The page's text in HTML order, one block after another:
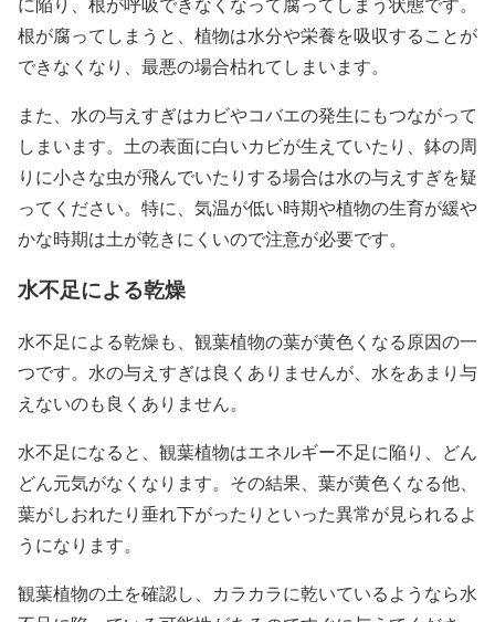
根が腐ってしまうと、植物は水分や栄養を吸収することが
できなくなり、最悪の場合枯れてしまいます。
また、水の与えすぎはカビやコバエの発生にもつながって
しまいます。土の表面に白いカビが生えていたり、鉢の周
りに小さな虫が飛んでいたりする場合は水の与えすぎを疑
ってください。特に、気温が低い時期や植物の生育が緩や
かな時期は土が乾きにくいので注意が必要です。
水不足による乾燥
水不足による乾燥も、観葉植物の葉が黄色くなる原因の一
つです。水の与えすぎは良くありませんが、水をあまり与
えないのも良くありません。
水不足になると、観葉植物はエネルギー不足に陥り、どん
どん元気がなくなります。その結果、葉が黄色くなる他、
葉がしおれたり垂れ下がったりといった異常が見られるよ
うになります。
観葉植物の土を確認し、カラカラに乾いているようなら水